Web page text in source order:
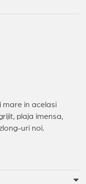
mare in acelasi
plaja imensa,
uri noi.